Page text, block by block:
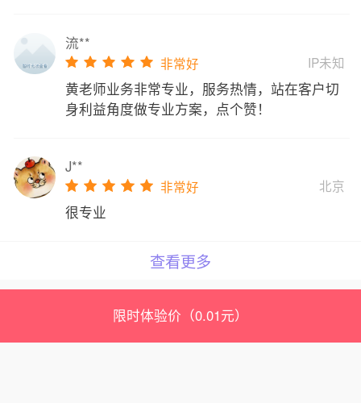
流**
非常好 IP未知
黄老师业务非常专业，服务热情，站在客户切
身利益角度做专业方案，点个赞！
J**
非常好 北京
很专业
查看更多
限时体验价（0.01元）